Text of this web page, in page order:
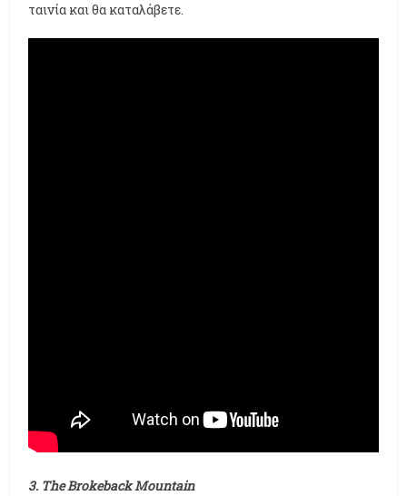
ταινία και θα καταλάβετε.
3. The Brokeback Mountain